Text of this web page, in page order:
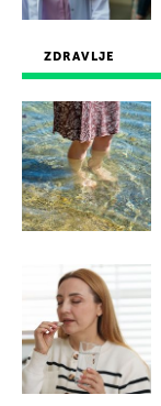
ZDRAVLJE